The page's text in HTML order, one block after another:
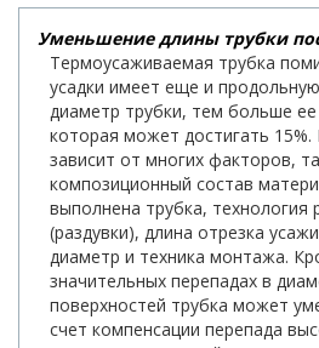
Уменьшение длины трубки
Термоусаживаемая трубка
усадки имеет еще и
диаметр трубки, тем больше ее
которая может достигать 15%.
зависит от многих факторов,
композиционный состав
выполнена трубка, технология
(раздувки), длина отрезка
диаметр и техника монтажа.
значительных перепадах в
поверхностей трубка может
счет компенсации перепада